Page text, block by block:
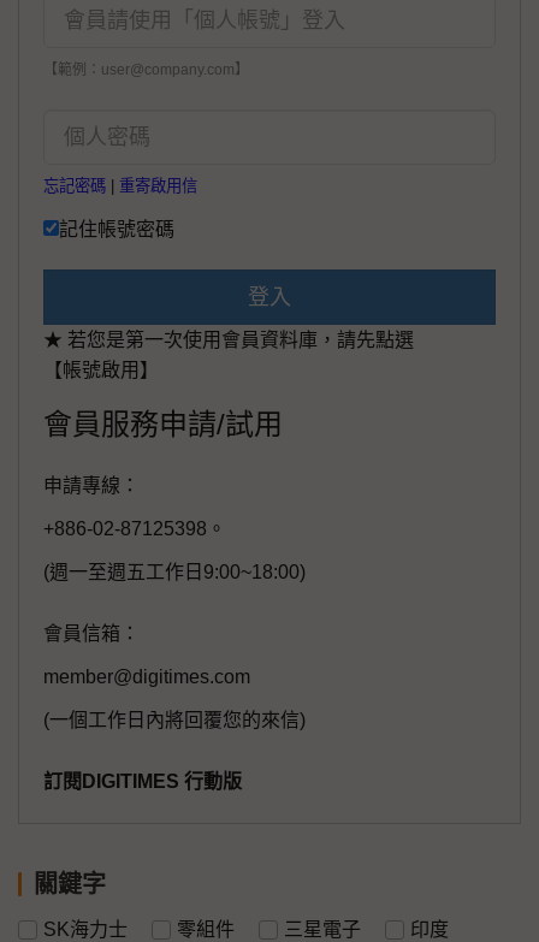
【範例：user@company.com】
忘記密碼 重寄啟用信
記住帳號密碼
登入
★ 若您是第一次使用會員資料庫，請先點選
【帳號啟用】
會員服務申請/試用
申請專線：
+886-02-87125398。
(週一至週五工作日9:00~18:00)
會員信箱：
member@digitimes.com
(一個工作日內將回覆您的來信)
訂閱DIGITIMES 行動版
關鍵字
SK海力士 零組件 三星電子
印度